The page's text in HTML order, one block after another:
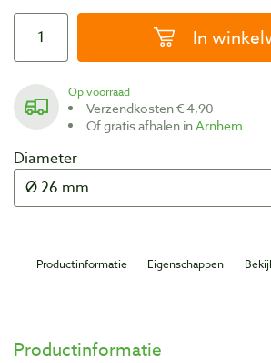
In
Op voorraad
Verzendkosten € 4,90
Of gratis afhalen inArnhem
Diameter
Productinformatie Eigenschappen
Productinformatie